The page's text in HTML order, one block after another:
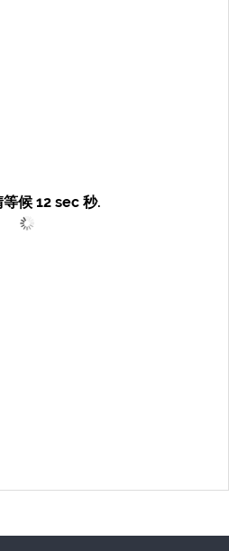
候 12sec 秒.